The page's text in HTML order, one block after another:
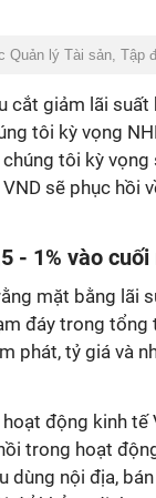
lý Tài sản, Tập
cắt giảm lãi suất
tôi kỳ vọng
tôi kỳ
sẽ phục hồi
- 1% vào cuối
mặt bằng lãi
đáy trong
phát, tỷ giá và
động kinh
trong hoạt
nội địa,